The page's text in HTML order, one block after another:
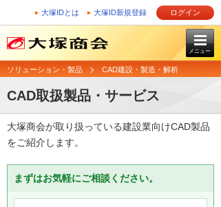
大塚IDとは 大塚ID新規登録 ログイン
メニュー
ソリューション・製品 CAD建設・製造・解析
CAD取扱製品・サービス
大塚商会が取り扱っている建設業向けCAD製品
をご紹介します。
まずはお気軽にご相談ください。